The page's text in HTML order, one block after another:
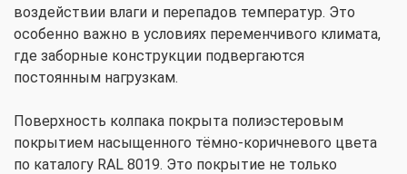
воздействии влаги и перепадов температур. Это
особенно важно в условиях переменчивого климата,
где заборные конструкции подвергаются
постоянным нагрузкам.
Поверхность колпака покрыта полиэстеровым
покрытием насыщенного тёмно-коричневого цвета
по каталогу RAL 8019. Это покрытие не только